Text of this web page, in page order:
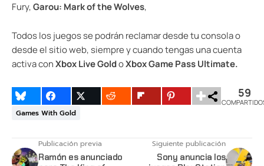
Fury,Garou: Mark of the Wolves,
Todos los juegos se podrán reclamar desde tu consola o
desde el sitio web, siempre y cuando tengas una cuenta
activa conXbox Live GoldoXbox Game Pass Ultimate.
59
Games With Gold
Publicación previa
Ramón es anunciado
Siguiente publicación
Sony anuncia los